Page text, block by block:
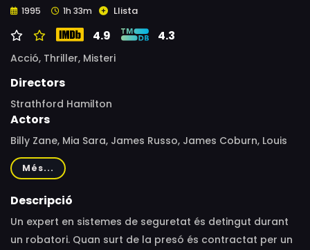
1995 1h 33m Llista
4.9 4.3
Acció, Thriller, Misteri
Directors
Strathford Hamilton
Actors
Billy Zane, Mia Sara, James Russo, James Coburn, Louis
Mandylor, Tommy Lister Jr., Margaret Avery, Roy Jenson,
Ed Wasser, Paula Coburn, Shannon Wilcox, Vince
Deadrick Jr., Lisa Collins, Brett Morris, Tom Muzila, Mark
Més...
Descripció
Un expert en sistemes de seguretat és detingut durant
un robatori. Quan surt de la presó és contractat per un